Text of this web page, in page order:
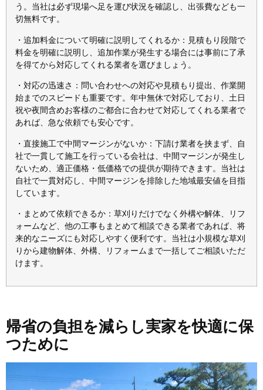
う。当社は必ず現場へ足を運び状況を確認し、出張費なども一
切無料です。
・追加料金について明確に説明してくれるか：見積もり段階で
料金を明確に説明し、追加作業が発生する場合には事前に了承
を得てから対応してくれる業者を選びましょう。
・対応の迅速さ：問い合わせへの対応や見積もり提出、作業開
始までのスピードも重要です。年中無休で対応しており、土日
祝や夜間含めお客様のご都合に合わせて対応してくれる業者で
あれば、急な依頼でも安心です。
・直接施工で中間マージンがないか：下請け業者を挟まず、自
社で一貫して施工を行っている会社は、中間マージンが発生し
ないため、適正価格・低価格での提供が期待できます。当社は
自社で一貫対応し、中間マージンを排除した地域最安値を目指
しています。
・まとめて依頼できるか：草刈りだけでなく外構や解体、リフ
ォームなど、他の工事もまとめて相談できる業者であれば、将
来的なニーズにも対応しやすく便利です。当社は小規模な草刈
りから建物解体、外構、リフォームまで一括してご相談いただ
けます。
帰省の負担を減らし実家を快適に保
つために